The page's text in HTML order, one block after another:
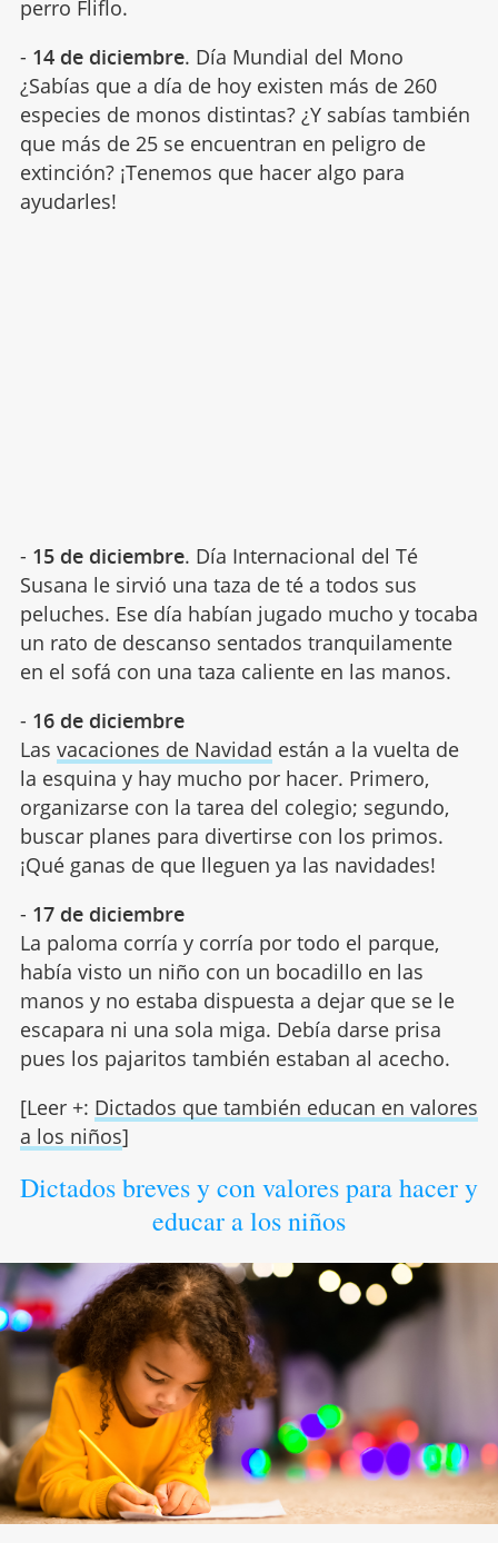
perro Fliflo.
- 14 de diciembre. Día Mundial del Mono
¿Sabías que a día de hoy existen más de 260
especies de monos distintas? ¿Y sabías también
que más de 25 se encuentran en peligro de
extinción? ¡Tenemos que hacer algo para
ayudarles!
- 15 de diciembre. Día Internacional del Té
Susana le sirvió una taza de té a todos sus
peluches. Ese día habían jugado mucho y tocaba
un rato de descanso sentados tranquilamente
en el sofá con una taza caliente en las manos.
- 16 de diciembre
Las vacaciones de Navidad están a la vuelta de
la esquina y hay mucho por hacer. Primero,
organizarse con la tarea del colegio; segundo,
buscar planes para divertirse con los primos.
¡Qué ganas de que lleguen ya las navidades!
- 17 de diciembre
La paloma corría y corría por todo el parque,
había visto un niño con un bocadillo en las
manos y no estaba dispuesta a dejar que se le
escapara ni una sola miga. Debía darse prisa
pues los pajaritos también estaban al acecho.
[Leer +: Dictados que también educan en valores
a los niños]
Dictados breves y con valores para hacer y
educar a los niños